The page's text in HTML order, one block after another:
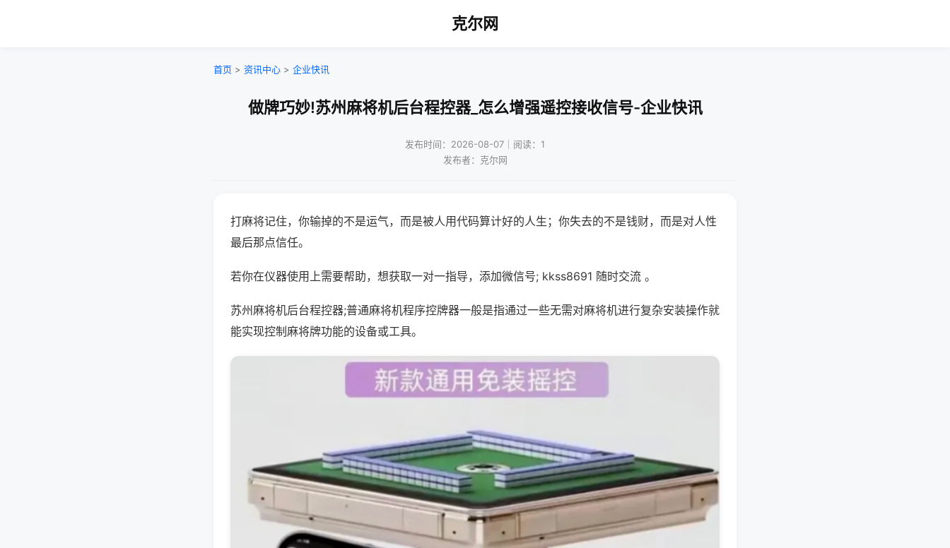
克尔网
首页 > 资讯中心 > 企业快讯
做牌巧妙!苏州麻将机后台程控器_怎么增强遥控接收信号-企业快讯
发布时间：2026-08-07｜阅读：1
发布者：克尔网
打麻将记住，你输掉的不是运气，而是被人用代码算计好的人生；你失去的不是钱财，而是对人性
最后那点信任。
若你在仪器使用上需要帮助，想获取一对一指导，添加微信号; kkss8691 随时交流 。
苏州麻将机后台程控器;普通麻将机程序控牌器一般是指通过一些无需对麻将机进行复杂安装操作就
能实现控制麻将牌功能的设备或工具。